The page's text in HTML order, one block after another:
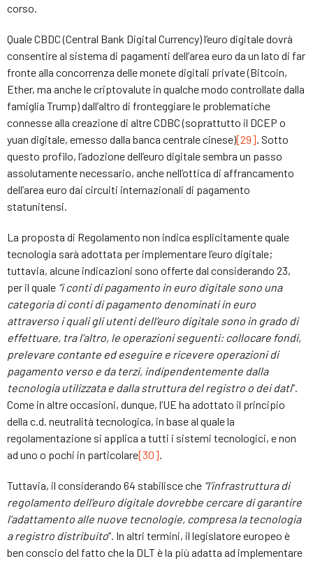
corso.
Quale CBDC (Central Bank Digital Currency) l’euro digitale dovrà
consentire al sistema di pagamenti dell’area euro da un lato di far
fronte alla concorrenza delle monete digitali private (Bitcoin,
Ether, ma anche le criptovalute in qualche modo controllate dalla
famiglia Trump) dall’altro di fronteggiare le problematiche
connesse alla creazione di altre CDBC (soprattutto il DCEP o
yuan digitale, emesso dalla banca centrale cinese)[29]. Sotto
questo profilo, l’adozione dell’euro digitale sembra un passo
assolutamente necessario, anche nell’ottica di affrancamento
dell’area euro dai circuiti internazionali di pagamento
statunitensi.
La proposta di Regolamento non indica esplicitamente quale
tecnologia sarà adottata per implementare l’euro digitale;
tuttavia, alcune indicazioni sono offerte dal considerando 23,
per il quale “i conti di pagamento in euro digitale sono una
categoria di conti di pagamento denominati in euro
attraverso i quali gli utenti dell’euro digitale sono in grado di
effettuare, tra l’altro, le operazioni seguenti: collocare fondi,
prelevare contante ed eseguire e ricevere operazioni di
pagamento verso e da terzi, indipendentemente dalla
tecnologia utilizzata e dalla struttura del registro o dei dati”.
Come in altre occasioni, dunque, l’UE ha adottato il principio
della c.d. neutralità tecnologica, in base al quale la
regolamentazione si applica a tutti i sistemi tecnologici, e non
ad uno o pochi in particolare[30].
Tuttavia, il considerando 64 stabilisce che “l’infrastruttura di
regolamento dell’euro digitale dovrebbe cercare di garantire
l’adattamento alle nuove tecnologie, compresa la tecnologia
a registro distribuito”. In altri termini, il legislatore europeo è
ben conscio del fatto che la DLT è la più adatta ad implementare